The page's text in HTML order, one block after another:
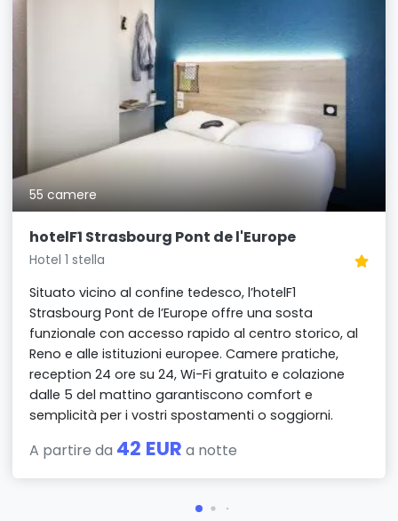
55 camere
hotelF1 Strasbourg Pont de l'Europe
Hotel 1 stella
Situato vicino al confine tedesco, l’hotelF1
Strasbourg Pont de l’Europe offre una sosta
funzionale con accesso rapido al centro storico, al
Reno e alle istituzioni europee. Camere pratiche,
reception 24 ore su 24, Wi-Fi gratuito e colazione
dalle 5 del mattino garantiscono comfort e
semplicità per i vostri spostamenti o soggiorni.
A partire da 42 EUR a notte